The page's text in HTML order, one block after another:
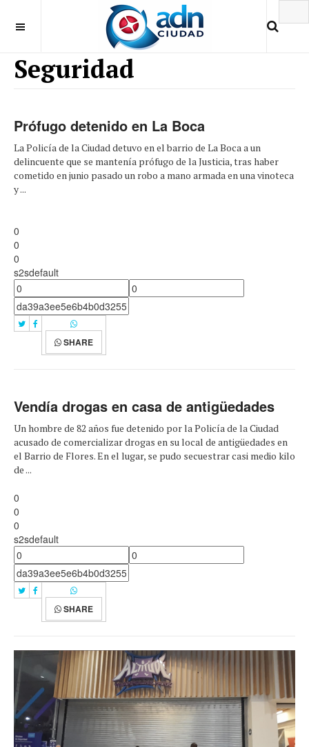
Seguridad
Prófugo detenido en La Boca
La Policía de la Ciudad detuvo en el barrio de La Boca a un
delincuente que se mantenía prófugo de la Justicia, tras haber
cometido en junio pasado un robo a mano armada en una vinoteca
y ...
0
0
0
s2sdefault
SHARE
Vendía drogas en casa de antigüedades
Un hombre de 82 años fue detenido por la Policía de la Ciudad
acusado de comercializar drogas en su local de antigüedades en
el Barrio de Flores. En el lugar, se pudo secuestrar casi medio kilo
de ...
0
0
0
s2sdefault
SHARE